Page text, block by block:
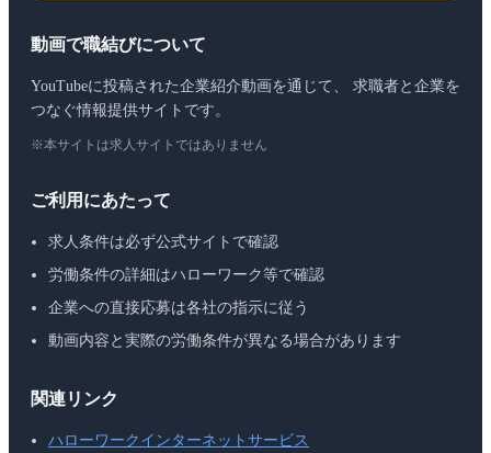
動画で職結びについて
YouTubeに投稿された企業紹介動画を通じて、 求職者と企業を
つなぐ情報提供サイトです。
※本サイトは求人サイトではありません
ご利用にあたって
求人条件は必ず公式サイトで確認
労働条件の詳細はハローワーク等で確認
企業への直接応募は各社の指示に従う
動画内容と実際の労働条件が異なる場合があります
関連リンク
ハローワークインターネットサービス